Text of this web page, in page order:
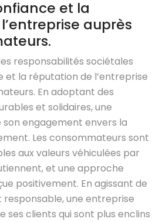
et la
auprès
responsabilités sociétales
et la réputation de l’entreprise
En adoptant des
et solidaires, une
engagement envers la
Les consommateurs sont
aux valeurs véhiculées par
et une approche
positivement. En agissant de
une entreprise
ses clients qui sont plus enclins